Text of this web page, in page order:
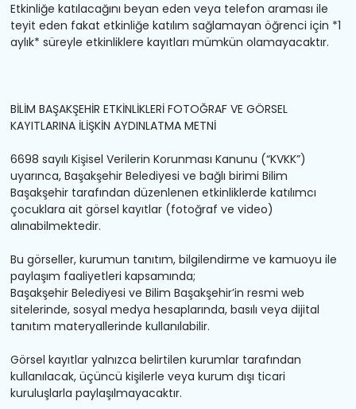
Etkinliğe katılacağını beyan eden veya telefon araması ile
teyit eden fakat etkinliğe katılım sağlamayan öğrenci için *1
aylık* süreyle etkinliklere kayıtları mümkün olamayacaktır.
BİLİM BAŞAKŞEHİR ETKİNLİKLERİ FOTOĞRAF VE GÖRSEL
KAYITLARINA İLİŞKİN AYDINLATMA METNİ
6698 sayılı Kişisel Verilerin Korunması Kanunu (“KVKK”)
uyarınca, Başakşehir Belediyesi ve bağlı birimi Bilim
Başakşehir tarafından düzenlenen etkinliklerde katılımcı
çocuklara ait görsel kayıtlar (fotoğraf ve video)
alınabilmektedir.
Bu görseller, kurumun tanıtım, bilgilendirme ve kamuoyu ile
paylaşım faaliyetleri kapsamında;
Başakşehir Belediyesi ve Bilim Başakşehir’inresmi web
sitelerinde, sosyal medya hesaplarında, basılı veya dijital
tanıtım materyallerinde kullanılabilir.
Görsel kayıtlar yalnızca belirtilen kurumlar tarafından
kullanılacak, üçüncü kişilerle veya kurum dışı ticari
kuruluşlarla paylaşılmayacaktır.